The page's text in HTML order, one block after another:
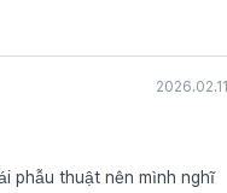
2026.02.11
phẫu thuật nên mình nghĩ